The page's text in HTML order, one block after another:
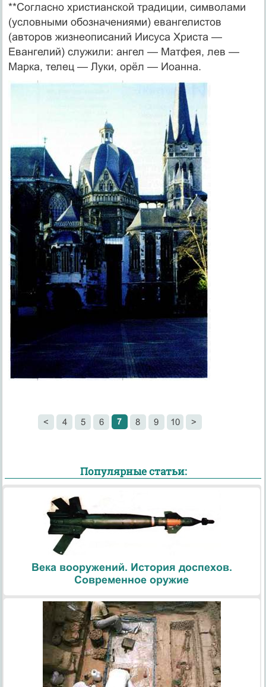
**Согласно христианской традиции, символами
(услов­ными обозначениями) еван­гелистов
(авторов жизнеопи­саний Иисуса Христа —
Евангелий) служили: ангел — Матфея, лев —
Марка, те­лец — Луки, орёл — Иоанна.
< 4 5 6 7 8 9 10 >
Популярные статьи:
Века вооружений. История доспехов.
Современное оружие